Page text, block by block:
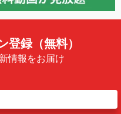
登録（無料）
情報をお届け